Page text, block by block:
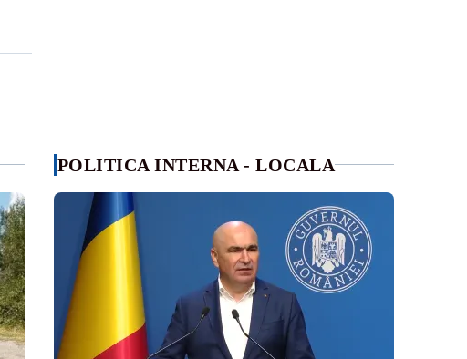
POLITICA INTERNA - LOCALA